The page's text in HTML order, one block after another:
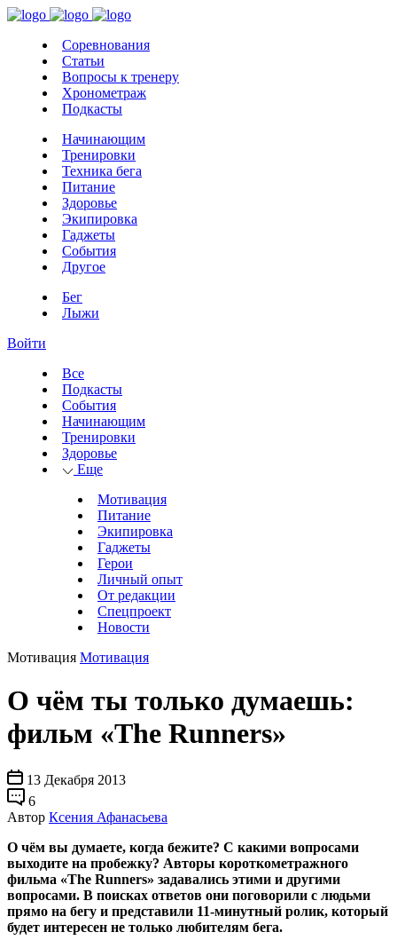
Соревнования
Статьи
Вопросы к тренеру
Хронометраж
Подкасты
Начинающим
Тренировки
Техника бега
Питание
Здоровье
Экипировка
Гаджеты
События
Другое
Бег
Лыжи
Войти
Все
Подкасты
События
Начинающим
Тренировки
Здоровье
Еще
Мотивация
Питание
Экипировка
Гаджеты
Герои
Личный опыт
От редакции
Спецпроект
Новости
Мотивация Мотивация
О чём ты только думаешь:
фильм «The Runners»
13 Декабря 2013
6
Автор Ксения Афанасьева
О чём вы думаете, когда бежите? С какими вопросами
выходите на пробежку? Авторы короткометражного
фильма «The Runners» задавались этими и другими
вопросами. В поисках ответов они поговорили с людьми
прямо на бегу и представили 11-минутный ролик, который
будет интересен не только любителям бега.